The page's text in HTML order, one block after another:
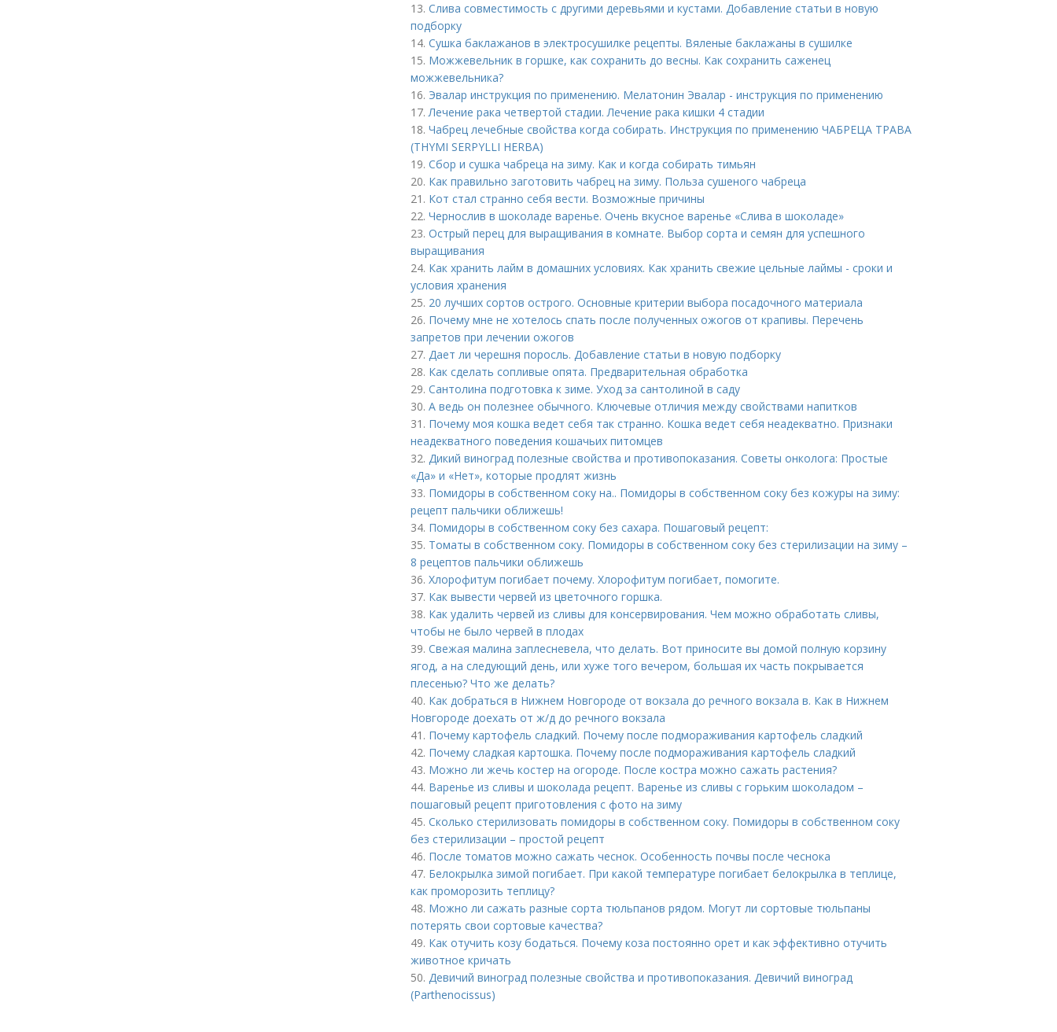
13. Слива совместимость с другими деревьями и кустами. Добавление статьи в новую
подборку
14. Сушка баклажанов в электросушилке рецепты. Вяленые баклажаны в сушилке
15. Можжевельник в горшке, как сохранить до весны. Как сохранить саженец
можжевельника?
16. Эвалар инструкция по применению. Мелатонин Эвалар - инструкция по применению
17.Лечение рака четвертой стадии. Лечение рака кишки 4 стадии
18. Чабрец лечебные свойства когда собирать. Инструкция по применению ЧАБРЕЦА ТРАВА
(THYMI SERPYLLI HERBA)
19. Сбор и сушка чабреца на зиму. Как и когда собирать тимьян
20. Как правильно заготовить чабрец на зиму. Польза сушеного чабреца
21. Кот стал странно себя вести. Возможные причины
22. Чернослив в шоколаде варенье. Очень вкусное варенье «Слива в шоколаде»
23. Острый перец для выращивания в комнате. Выбор сорта и семян для успешного
выращивания
24. Как хранить лайм в домашних условиях. Как хранить свежие цельные лаймы - сроки и
условия хранения
25. 20 лучших сортов острого. Основные критерии выбора посадочного материала
26. Почему мне не хотелось спать после полученных ожогов от крапивы. Перечень
запретов при лечении ожогов
27. Дает ли черешня поросль. Добавление статьи в новую подборку
28. Как сделать сопливые опята. Предварительная обработка
29. Сантолина подготовка к зиме. Уход за сантолиной в саду
30. А ведь он полезнее обычного. Ключевые отличия между свойствами напитков
31. Почему моя кошка ведет себя так странно. Кошка ведет себя неадекватно. Признаки
неадекватного поведения кошачьих питомцев
32. Дикий виноград полезные свойства и противопоказания. Советы онколога: Простые
«Да» и «Нет», которые продлят жизнь
33. Помидоры в собственном соку на.. Помидоры в собственном соку без кожуры на зиму:
рецепт пальчики оближешь!
34. Помидоры в собственном соку без сахара. Пошаговый рецепт:
35. Томаты в собственном соку. Помидоры в собственном соку без стерилизации на зиму –
8 рецептов пальчики оближешь
36. Хлорофитум погибает почему. Хлорофитум погибает, помогите.
37. Как вывести червей из цветочного горшка.
38. Как удалить червей из сливы для консервирования. Чем можно обработать сливы,
чтобы не было червей в плодах
39. Свежая малина заплесневела, что делать. Вот приносите вы домой полную корзину
ягод, а на следующий день, или хуже того вечером, большая их часть покрывается
плесенью? Что же делать?
40. Как добраться в Нижнем Новгороде от вокзала до речного вокзала в. Как в Нижнем
Новгороде доехать от ж/д до речного вокзала
41. Почему картофель сладкий. Почему после подмораживания картофель сладкий
42. Почему сладкая картошка. Почему после подмораживания картофель сладкий
43. Можно ли жечь костер на огороде. После костра можно сажать растения?
44. Варенье из сливы и шоколада рецепт. Варенье из сливы с горьким шоколадом –
пошаговый рецепт приготовления с фото на зиму
45. Сколько стерилизовать помидоры в собственном соку. Помидоры в собственном соку
без стерилизации – простой рецепт
46. После томатов можно сажать чеснок. Особенность почвы после чеснока
47. Белокрылка зимой погибает. При какой температуре погибает белокрылка в теплице,
как проморозить теплицу?
48. Можно ли сажать разные сорта тюльпанов рядом. Могут ли сортовые тюльпаны
потерять свои сортовые качества?
49. Как отучить козу бодаться. Почему коза постоянно орет и как эффективно отучить
животное кричать
50. Девичий виноград полезные свойства и противопоказания. Девичий виноград
(Parthenocissus)